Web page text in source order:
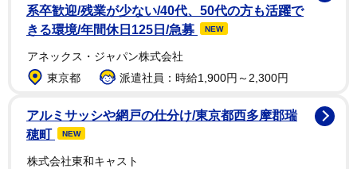
系卒歓迎/残業が少ない/40代、50代の方も活躍で
きる環境/年間休日125日/急募
NEW
アネックス・ジャパン株式会社
東京都
派遣社員：時給1,900円～2,300円
アルミサッシや網戸の仕分け/東京都西多摩郡瑞
穂町
NEW
株式会社東和キャスト